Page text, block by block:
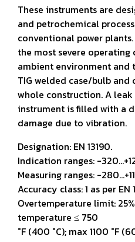
These instruments are
and petrochemical
conventional power
the most severe
ambient environment and
TIG welded case/bulb
whole construction. A
instrument is filled with a
damage due to vibration.
Designation: EN 13190.
Indication ranges: -
Measuring ranges: -
Accuracy class: 1 as per
Overtemperature limit:
temperature ≤ 750
°F (400 °C); max 1100 °F